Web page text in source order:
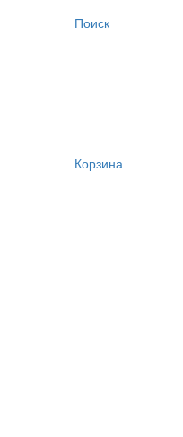
Поиск
Корзина